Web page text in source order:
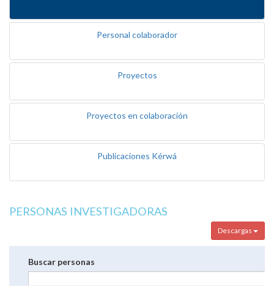
Personal colaborador
Proyectos
Proyectos en colaboración
Publicaciones Kérwá
PERSONAS INVESTIGADORAS
Descargas
Buscar personas